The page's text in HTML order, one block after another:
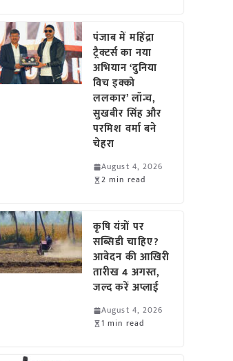
पंजाब में महिंद्रा
ट्रैक्टर्स का नया
अभियान ‘दुनिया
विच इक्को
ललकार’ लॉन्च,
सुखबीर सिंह और
परमिश वर्मा बने
चेहरा
August 4, 2026
2 min read
कृषि यंत्रों पर
सब्सिडी चाहिए?
आवेदन की आखिरी
तारीख 4 अगस्त,
जल्द करें अप्लाई
August 4, 2026
1 min read